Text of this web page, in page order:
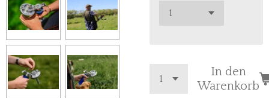
In den
Warenkorb